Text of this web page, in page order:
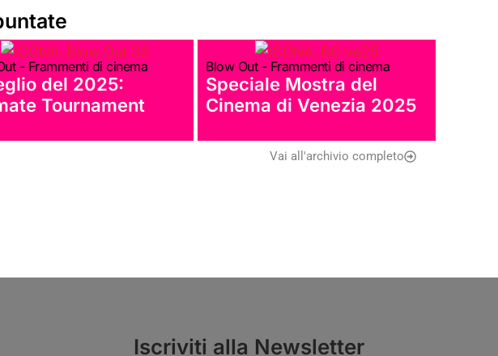
- Frammenti di cinema
del 2025:
Tournament
Blow Out - Frammenti di cinema
Speciale Mostra del
Cinema di Venezia 2025
Vai all'archivio completo
Iscriviti alla Newsletter